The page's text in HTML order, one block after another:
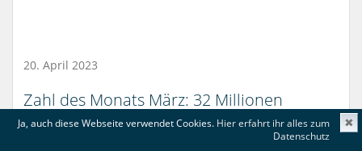
Ja, auch diese Webseite verwendet Cookies. Hier erfahrt ihr alles zum
Datenschutz
✖
20. April 2023
Zahl des Monats März: 32 Millionen